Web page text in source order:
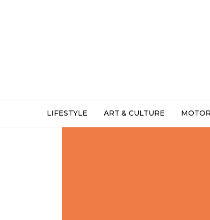
LIFESTYLE ART & CULTURE